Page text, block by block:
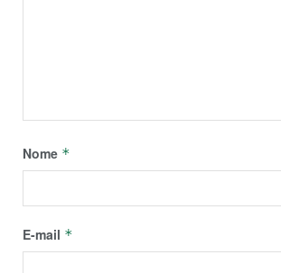
Nome *
E-mail *